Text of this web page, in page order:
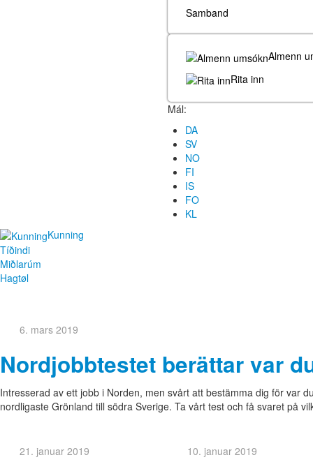
Samband
Almenn
Rita inn
Mál:
DA
SV
NO
FI
IS
FO
KL
Kunning
Tíðindi
Miðlarúm
Hagtøl
6. mars 2019
Nordjobbtestet berättar var
Intresserad av ett jobb i Norden, men svårt att bestämma dig för var
nordligaste Grönland till södra Sverige. Ta vårt test och få svaret på
21. januar 2019 10. januar 2019